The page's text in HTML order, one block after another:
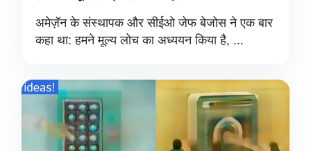
अमेज़ॅन के संस्थापक और सीईओ जेफ बेजोस ने एक बार
कहा था: हमने मूल्य लोच का अध्ययन किया है, ...